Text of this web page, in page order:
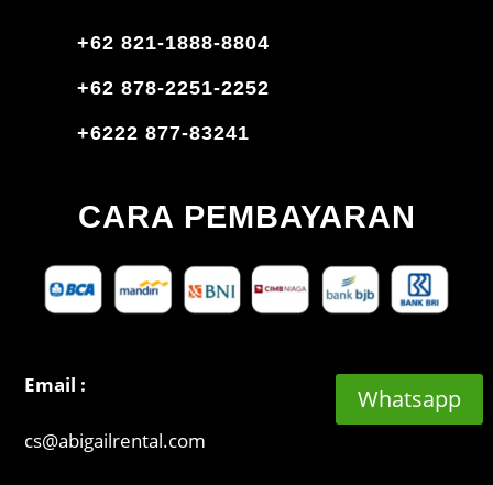
+62 821-1888-8804
+62 878-2251-2252
+6222 877-83241
CARA PEMBAYARAN
Email :
cs@abigailrental.com
Whatsapp